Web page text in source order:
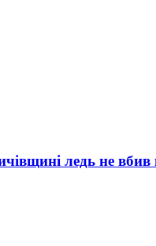
ледь не вбив